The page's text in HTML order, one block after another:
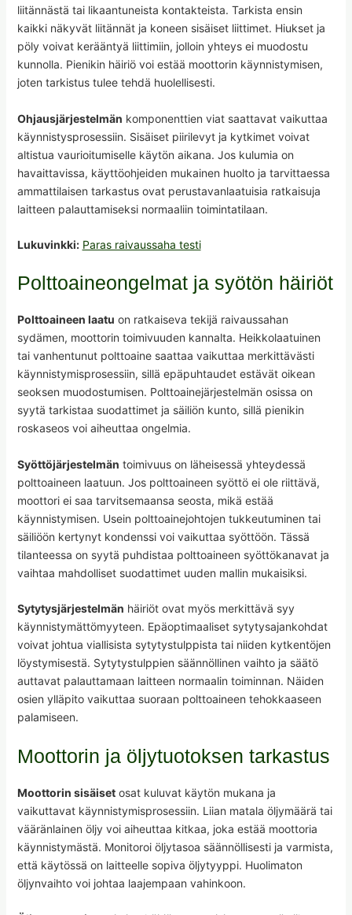
liitännästä tai likaantuneista kontakteista. Tarkista ensin
kaikki näkyvät liitännät ja koneen sisäiset liittimet. Hiukset ja
pöly voivat kerääntyä liittimiin, jolloin yhteys ei muodostu
kunnolla. Pienikin häiriö voi estää moottorin käynnistymisen,
joten tarkistus tulee tehdä huolellisesti.
Ohjausjärjestelmän komponenttien viat saattavat vaikuttaa
käynnistysprosessiin. Sisäiset piirilevyt ja kytkimet voivat
altistua vaurioitumiselle käytön aikana. Jos kulumia on
havaittavissa, käyttöohjeiden mukainen huolto ja tarvittaessa
ammattilaisen tarkastus ovat perustavanlaatuisia ratkaisuja
laitteen palauttamiseksi normaaliin toimintatilaan.
Lukuvinkki: Paras raivaussaha testi
Polttoaineongelmat ja syötön häiriöt
Polttoaineen laatu on ratkaiseva tekijä raivaussahan
sydämen, moottorin toimivuuden kannalta. Heikkolaatuinen
tai vanhentunut polttoaine saattaa vaikuttaa merkittävästi
käynnistymisprosessiin, sillä epäpuhtaudet estävät oikean
seoksen muodostumisen. Polttoainejärjestelmän osissa on
syytä tarkistaa suodattimet ja säiliön kunto, sillä pienikin
roskaseos voi aiheuttaa ongelmia.
Syöttöjärjestelmän toimivuus on läheisessä yhteydessä
polttoaineen laatuun. Jos polttoaineen syöttö ei ole riittävä,
moottori ei saa tarvitsemaansa seosta, mikä estää
käynnistymisen. Usein polttoainejohtojen tukkeutuminen tai
säiliöön kertynyt kondenssi voi vaikuttaa syöttöön. Tässä
tilanteessa on syytä puhdistaa polttoaineen syöttökanavat ja
vaihtaa mahdolliset suodattimet uuden mallin mukaisiksi.
Sytytysjärjestelmän häiriöt ovat myös merkittävä syy
käynnistymättömyyteen. Epäoptimaaliset sytytysajankohdat
voivat johtua viallisista sytytystulppista tai niiden kytkentöjen
löystymisestä. Sytytystulppien säännöllinen vaihto ja säätö
auttavat palauttamaan laitteen normaalin toiminnan. Näiden
osien ylläpito vaikuttaa suoraan polttoaineen tehokkaaseen
palamiseen.
Moottorin ja öljytuotoksen tarkastus
Moottorin sisäisetosat kuluvat käytön mukana ja
vaikuttavat käynnistymisprosessiin. Liian matala öljymäärä tai
vääränlainen öljy voi aiheuttaa kitkaa, joka estää moottoria
käynnistymästä. Monitoroi öljytasoa säännöllisesti ja varmista,
että käytössä on laitteelle sopiva öljytyyppi. Huolimaton
öljynvaihto voi johtaa laajempaan vahinkoon.